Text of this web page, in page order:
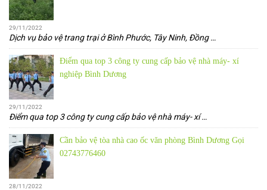
29/11/2022
Dịch vụ bảo vệ trang trại ở Bình Phước, Tây Ninh, Đồng…
Điểm qua top 3 công ty cung cấp bảo vệ nhà máy- xí
nghiệp Bình Dương
29/11/2022
Điểm qua top 3 công ty cung cấp bảo vệ nhà máy- xí…
Cần bảo vệ tòa nhà cao ốc văn phòng Bình Dương Gọi
02743776460
28/11/2022